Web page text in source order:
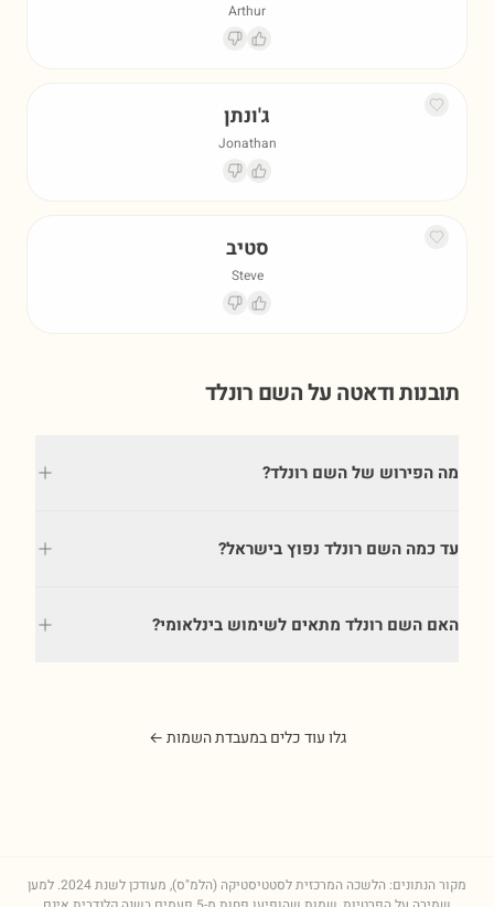
Arthur
ג'ונתן
Jonathan
סטיב
Steve
תובנות ודאטה על השם רונלד
מה הפירוש של השם רונלד?
עד כמה השם רונלד נפוץ בישראל?
האם השם רונלד מתאים לשימוש בינלאומי?
גלו עוד כלים במעבדת השמות ←
מקור הנתונים: הלשכה המרכזית לסטטיסטיקה (הלמ"ס), מעודכן לשנת2024. למען